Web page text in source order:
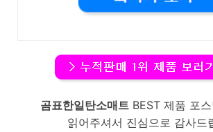
곰표한일탄소매트 BEST 제품 포
읽어주셔서 진심으로 감사드